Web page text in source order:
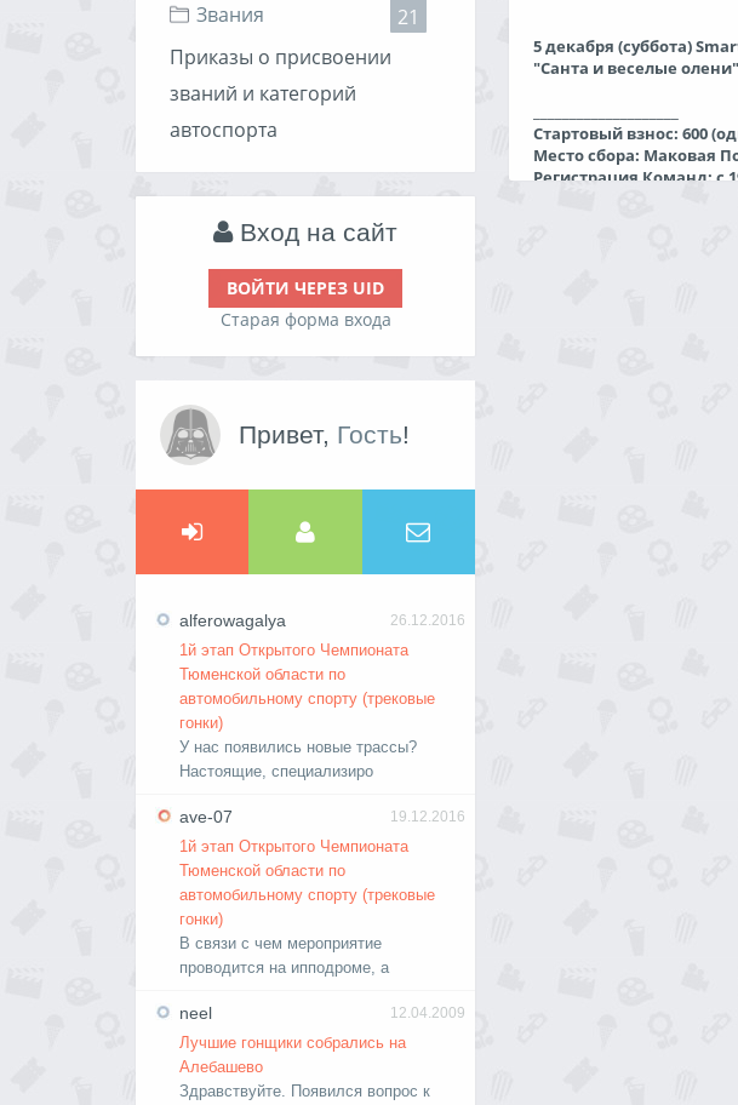
Звания
21
Приказы о присвоении
званий и категорий
автоспорта
Вход на сайт
ВОЙТИ ЧЕРЕЗ UID
Старая форма входа
Привет, Гость!
26.12.2016
alferowagalya
1й этап Открытого Чемпионата
Тюменской области по
автомобильному спорту (трековые
гонки)
У нас появились новые трассы?
Настоящие, специализиро
19.12.2016
ave-07
1й этап Открытого Чемпионата
Тюменской области по
автомобильному спорту (трековые
гонки)
В связи с чем мероприятие
проводится на ипподроме, а
12.04.2009
neel
Лучшие гонщики собрались на
Алебашево
Здравствуйте. Появился вопрос к
Участникам:
"Регламент ралли":Читать
5 декабря (суббота)
"Санта и веселые олени"
Стартовый взнос: 600
Место сбора: Маковая
Регистрация Команд: с